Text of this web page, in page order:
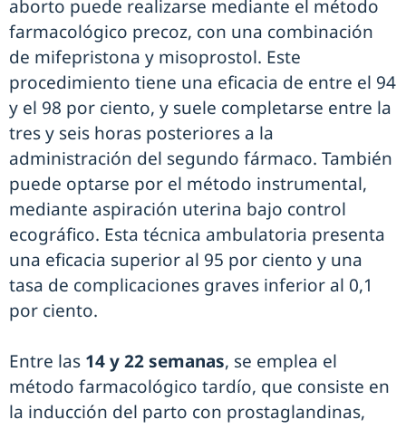
aborto puede realizarse mediante el método
farmacológico precoz, con una combinación
de mifepristona y misoprostol. Este
procedimiento tiene una eficacia de entre el 94
y el 98 por ciento, y suele completarse entre la
tres y seis horas posteriores a la
administración del segundo fármaco. También
puede optarse por el método instrumental,
mediante aspiración uterina bajo control
ecográfico. Esta técnica ambulatoria presenta
una eficacia superior al 95 por ciento y una
tasa de complicaciones graves inferior al 0,1
por ciento.
Entre las 14 y 22 semanas, se emplea el
método farmacológico tardío, que consiste en
la inducción del parto con prostaglandinas,